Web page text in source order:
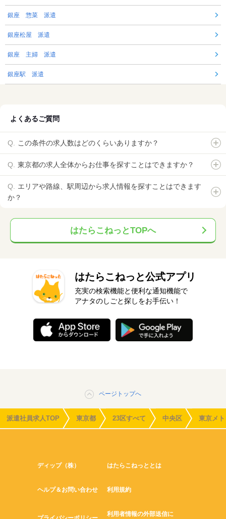
銀座 惣菜 派遣
銀座松屋 派遣
銀座 主婦 派遣
銀座駅 派遣
よくあるご質問
この条件の求人数はどのくらいありますか？
東京都の求人全体からお仕事を探すことはできますか？
エリアや路線、駅周辺から求人情報を探すことはできます
か？
はたらこねっとTOPへ
はたらこねっと公式アプリ
充実の検索機能と便利な通知機能で
アナタのしごと探しをお手伝い！
ページトップへ
派遣社員求人TOP 東京都 23区すべて 中央区 東京メ
ディップ（株） はたらこねっととは
ヘルプ＆お問い合わせ 利用規約
利用者情報の外部送信に